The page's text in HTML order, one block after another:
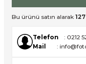
Bu ürünü satın alarak 127
Telefon
: 0212
Mail
: